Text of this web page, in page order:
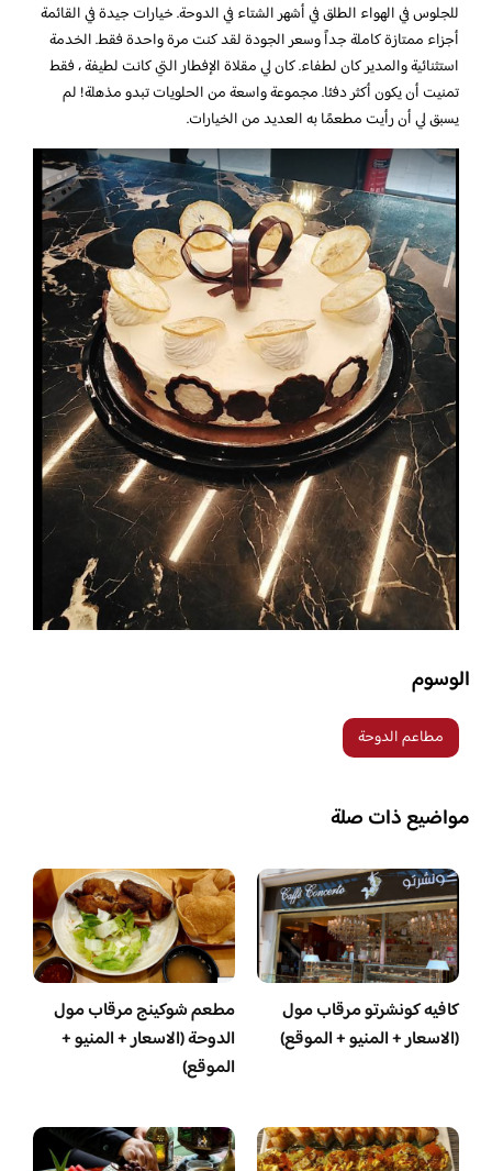
للجلوس في الهواء الطلق في أشهر الشتاء في الدوحة. خيارات جيدة في القائمة
أجزاء ممتازة كاملة جداً وسعر الجودة لقد كنت مرة واحدة فقط. الخدمة
استثنائية والمدير كان لطفاء. كان لي مقلاة الإفطار التي كانت لطيفة ، فقط
تمنيت أن يكون أكثر دفئا. مجموعة واسعة من الحلويات تبدو مذهلة! لم
يسبق لي أن رأيت مطعمًا به العديد من الخيارات.
الوسوم
مطاعم الدوحة
مواضيع ذات صلة
كافيه كونشرتو مرقاب مول
(الاسعار + المنيو + الموقع)
مطعم شوكينج مرقاب مول
الدوحة (الاسعار + المنيو +
الموقع)